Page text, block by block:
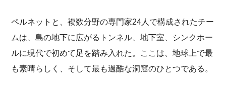
ペルネットと、複数分野の専門家24人で構成されたチー
ムは、島の地下に広がるトンネル、地下室、シンクホー
ルに現代で初めて足を踏み入れた。ここは、地球上で最
も素晴らしく、そして最も過酷な洞窟のひとつである。